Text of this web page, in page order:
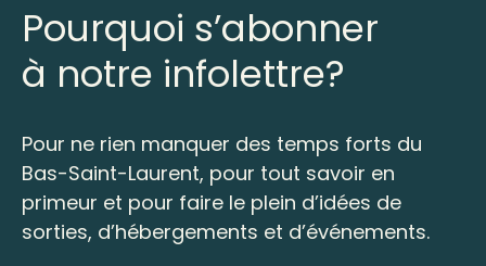
Pourquoi s’abonner
à notre infolettre?
Pour ne rien manquer des temps forts du
Bas-Saint-Laurent, pour tout savoir en
primeur et pour faire le plein d’idées de
sorties, d’hébergements et d’événements.